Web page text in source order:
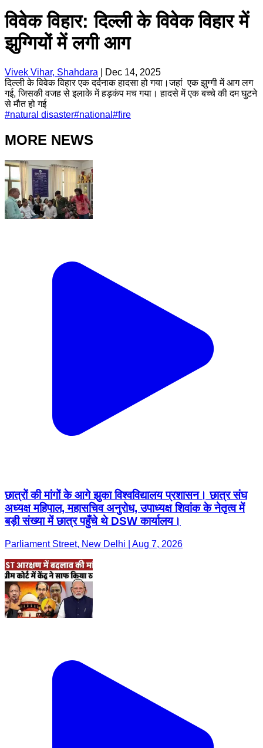
विवेक विहार: दिल्ली के विवेक विहार में
झुग्गियों में लगी आग
Vivek Vihar, Shahdara
Dec 14, 2025
दिल्ली के विवेक विहार एक दर्दनाक हादसा हो गया।जहां एक झुग्गी में आग लग
गई, जिसकी वजह से इलाके में हड़कंप मच गया। हादसे में एक बच्चे की दम घुटने
से मौत हो गई
#natural disaster#national #fire
MORE NEWS
छात्रों की मांगों के आगे झुका विश्वविद्यालय प्रशासन। छात्र संघ
अध्यक्ष महिपाल, महासचिव अनुरोध, उपाध्यक्ष शिवांक के नेतृत्व में
बड़ी संख्या में छात्र पहुँचे थे DSW कार्यालय।
Parliament Street, New Delhi | Aug 7, 2026